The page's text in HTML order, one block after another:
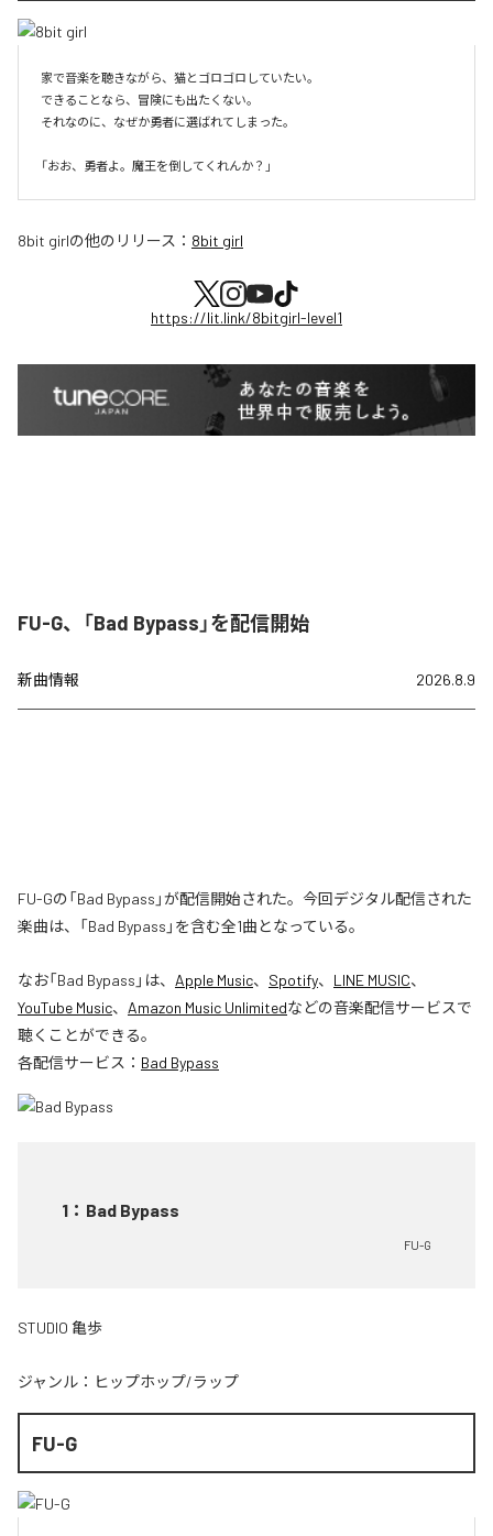
家で音楽を聴きながら、猫とゴロゴロしていたい。
できることなら、冒険にも出たくない。
それなのに、なぜか勇者に選ばれてしまった。
8bit girlの他のリリース： 8bit girl
https://lit.link/8bitgirl-level1
FU-G、「Bad Bypass」を配信開始
新曲情報 2026.8.9
FU-Gの「Bad Bypass」が配信開始された。今回デジタル配信された
楽曲は、「Bad Bypass」を含む全1曲となっている。
なお「Bad Bypass 」は、 Apple Music、 Spotify、 LINE MUSIC、
YouTube Music、 Amazon Music Unlimitedなどの音楽配信サービスで
聴くことができる。
各配信サービス： Bad Bypass
1 ： Bad Bypass
FU-G
STUDIO 亀歩
ジャンル： ヒップホップ/ラップ
FU-G